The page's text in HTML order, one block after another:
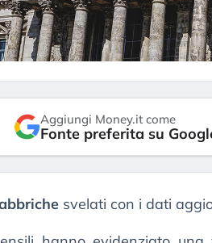
Aggiungi Money.it come
Fonte preferita su
svelati con i dati
estreme alla
asset?
stanno finalmente
di stanchezza
«La
della
Il
Kospi,